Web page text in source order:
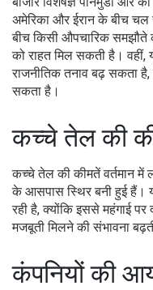
अमेरिका और ईरान के बीच चल
बीच किसी औपचारिक समझौते
को राहत मिल सकती है। वहीं,
राजनीतिक तनाव बढ़ सकता
सकता है।
कच्चे तेल की
कच्चे तेल की कीमतें वर्तमान में
के आसपास स्थिर बनी हुई हैं।
रही है, क्योंकि इससे महंगाई
मजबूती मिलने की संभावना
कंपनियों की